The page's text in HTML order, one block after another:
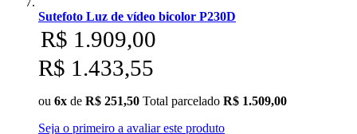
Sutefoto Luz de vídeo bicolor P230D
R$ 1.909,00
R$ 1.433,55
ou 6x de R$ 251,50 Total parcelado R$ 1.509,00
Seja o primeiro a avaliar este produto